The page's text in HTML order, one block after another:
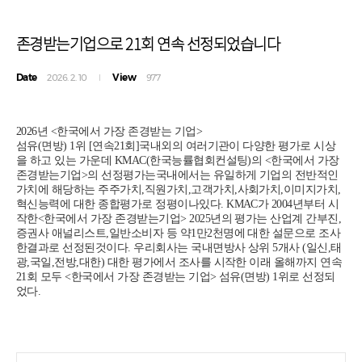
존경받는기업으로 21회 연속 선정되었습니다
Date 2026. 2. 10 View 977
2026년 <한국에서 가장 존경받는 기업>
섬유(면방) 1위 [연속21회]국내외의 여러기관이 다양한 평가로 시상
을 하고 있는 가운데 KMAC(한국능률협회컨설팅)의 <한국에서 가장
존경받는기업>의 선정평가는국내에서는 유일하게 기업의 전반적인
가치에 해당하는 주주가치,직원가치,고객가치,사회가치,이미지가치,
혁신능력에 대한 종합평가로 정평이나있다. KMAC가 2004년부터 시
작한<한국에서 가장 존경받는기업> 2025년의 평가는 산업계 간부진,
증권사 애널리스트,일반소비자 등 약1만2천명에 대한 설문으로 조사
한결과로 선정된것이다. 우리회사는 국내면방사 상위 5개사 (일신,태
광,국일,전방,대한) 대한 평가에서 조사를 시작한 이래 올해까지 연속
21회 모두 <한국에서 가장 존경받는 기업> 섬유(면방) 1위로 선정되
었다.